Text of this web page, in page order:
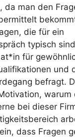
da man den
die für ein
typisch
für
und
befragt.
warum
bei dieser
dass Fragen